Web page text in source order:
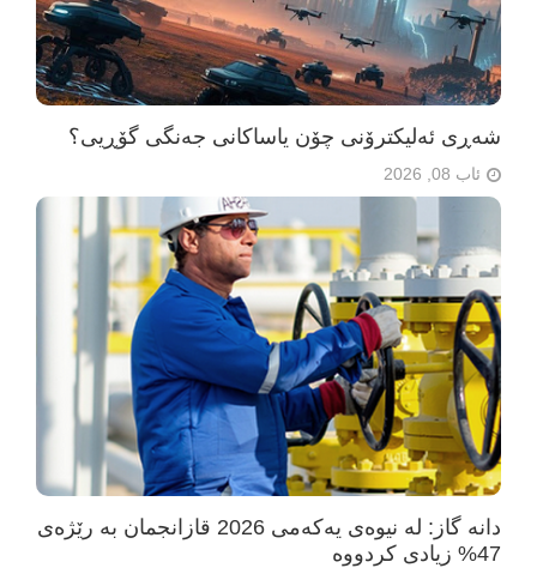
شەڕی ئەلیکترۆنی چۆن یاساکانی جەنگی گۆڕیی؟
ئاب 08, 2026
دانە گاز: لە نیوەی یەکەمی 2026 قازانجمان بە رێژەی
47% زیادی کردووە